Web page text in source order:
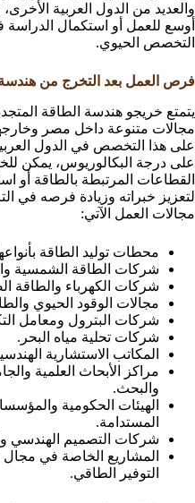
والعديد من الدول العربية
أوسع للعمل أو استكمال الدراسة
التخصص الحيوي.
فرص العمل بعد التخرج من
يتمتع خريجو هندسة الطاقة
مجالات متنوعة داخل مصر
على هذا التخصص في الدول
على درجة البكالوريوس، يمكن
القطاعات المرتبطة بالطاقة أو
لتعزيز خبراته وزيادة فرصه في
مجالات العمل الآتي:
محطات توليد الطاقة
شركات الطاقة الشمسية
شركات الكهرباء والطاقة
مجالات الوقود الحيوي
شركات البترول ومعامل
شركات تحلية مياه البحر.
المكاتب الاستشارية
مراكز الأبحاث العلمية
والبحث.
الهيئات الحكومية
المستدامة.
شركات التصميم الهندسي
المشاريع الخاصة في مجال
التوفير الطاقي.